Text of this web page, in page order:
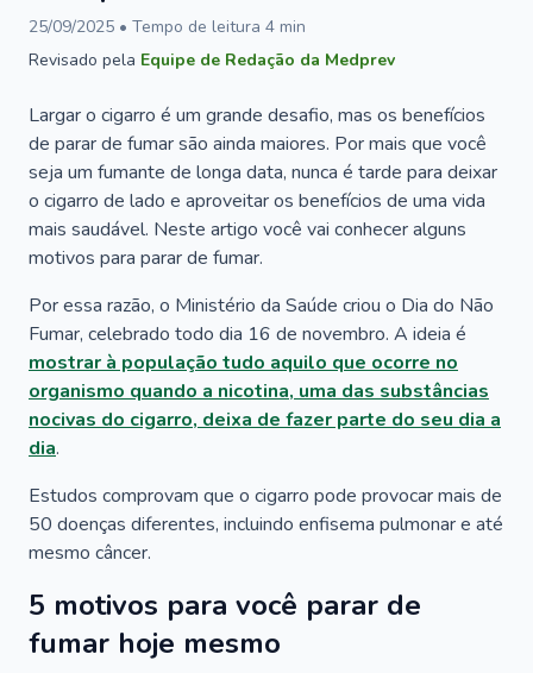
25/09/2025 • Tempo de leitura 4 min
Revisado pela Equipe de Redação da Medprev
Largar o cigarro é um grande desafio, mas os benefícios
de parar de fumar são ainda maiores. Por mais que você
seja um fumante de longa data, nunca é tarde para deixar
o cigarro de lado e aproveitar os benefícios de uma vida
mais saudável. Neste artigo você vai conhecer alguns
motivos para parar de fumar.
Por essa razão, o Ministério da Saúde criou o Dia do Não
Fumar, celebrado todo dia 16 de novembro. A ideia é
mostrar à população tudo aquilo que ocorre no
organismo quando a nicotina, uma das substâncias
nocivas do cigarro, deixa de fazer parte do seu dia a
dia.
Estudos comprovam que o cigarro pode provocar mais de
50 doenças diferentes, incluindo enfisema pulmonar e até
mesmo câncer.
5 motivos para você parar de
fumar hoje mesmo